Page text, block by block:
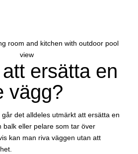
ersätta en
vägg?
det alldeles utmärkt att ersätta en
balk eller pelare som tar över
kan man riva väggen utan att